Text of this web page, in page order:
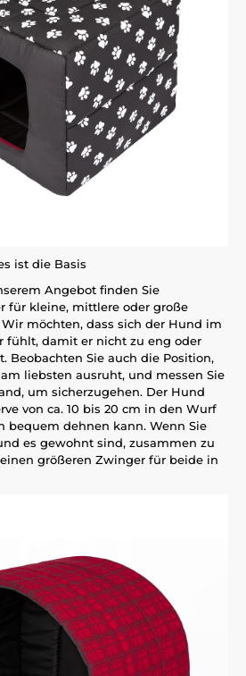
ist die Basis
Angebot finden Sie
für kleine, mittlere oder große
möchten, dass sich der Hund im
fühlt, damit er nicht zu eng oder
Beobachten Sie auch die Position,
liebsten ausruht, und messen Sie
um sicherzugehen. Der Hund
von ca. 10 bis 20 cm in den Wurf
bequem dehnen kann. Wenn Sie
es gewohnt sind, zusammen zu
größeren Zwinger für beide in